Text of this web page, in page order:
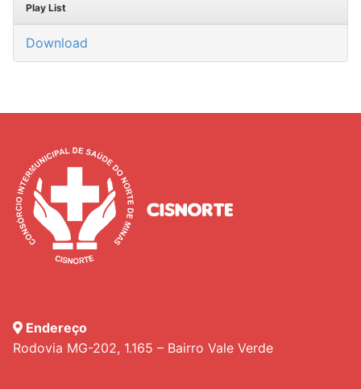
Play List
Download
Endereço
Rodovia MG-202, 1.165 – Bairro Vale Verde